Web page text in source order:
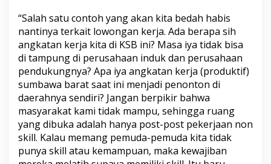
“Salah satu contoh yang akan kita bedah habis
nantinya terkait lowongan kerja. Ada berapa sih
angkatan kerja kita di KSB ini? Masa iya tidak bisa
di tampung di perusahaan induk dan perusahaan
pendukungnya? Apa iya angkatan kerja (produktif)
sumbawa barat saat ini menjadi penonton di
daerahnya sendiri? Jangan berpikir bahwa
masyarakat kami tidak mampu, sehingga ruang
yang dibuka adalah hanya post-post pekerjaan non
skill. Kalau memang pemuda-pemuda kita tidak
punya skill atau kemampuan, maka kewajiban